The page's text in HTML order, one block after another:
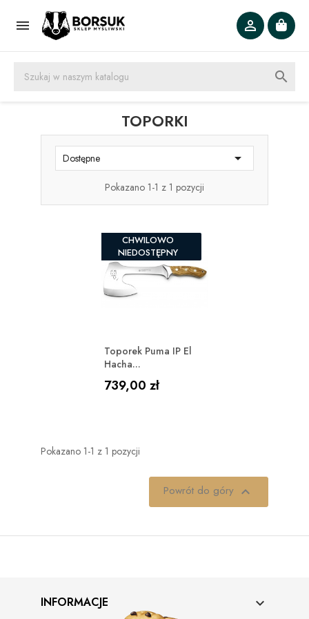
 

TOPORKI
Dostępne 
Pokazano 1-1 z 1 pozycji
CHWILOWO
NIEDOSTĘPNY
Toporek Puma IP El
Hacha...
Cena
739,00 zł
Pokazano 1-1 z 1 pozycji
Powrót do góry 
INFORMACJE 